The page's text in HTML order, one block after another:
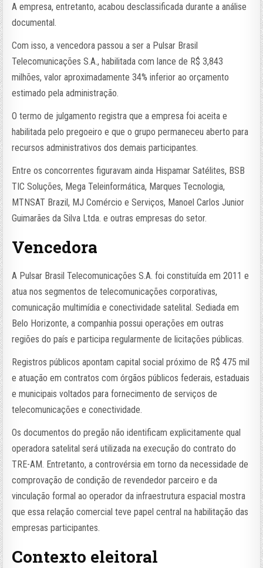
A empresa, entretanto, acabou desclassificada durante a análise
documental.
Com isso, a vencedora passou a ser a Pulsar Brasil
Telecomunicações S.A., habilitada com lance de R$ 3,843
milhões, valor aproximadamente 34% inferior ao orçamento
estimado pela administração.
O termo de julgamento registra que a empresa foi aceita e
habilitada pelo pregoeiro e que o grupo permaneceu aberto para
recursos administrativos dos demais participantes.
Entre os concorrentes figuravam ainda Hispamar Satélites, BSB
TIC Soluções, Mega Teleinformática, Marques Tecnologia,
MTNSAT Brazil, MJ Comércio e Serviços, Manoel Carlos Junior
Guimarães da Silva Ltda. e outras empresas do setor.
Vencedora
A Pulsar Brasil Telecomunicações S.A. foi constituída em 2011 e
atua nos segmentos de telecomunicações corporativas,
comunicação multimídia e conectividade satelital. Sediada em
Belo Horizonte, a companhia possui operações em outras
regiões do país e participa regularmente de licitações públicas.
Registros públicos apontam capital social próximo de R$ 475 mil
e atuação em contratos com órgãos públicos federais, estaduais
e municipais voltados para fornecimento de serviços de
telecomunicações e conectividade.
Os documentos do pregão não identificam explicitamente qual
operadora satelital será utilizada na execução do contrato do
TRE-AM. Entretanto, a controvérsia em torno da necessidade de
comprovação de condição de revendedor parceiro e da
vinculação formal ao operador da infraestrutura espacial mostra
que essa relação comercial teve papel central na habilitação das
empresas participantes.
Contexto eleitoral